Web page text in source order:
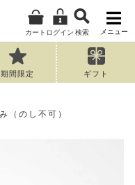
カート ログイン 検索 メニュー
期間限定 ギフト
（のし不可）